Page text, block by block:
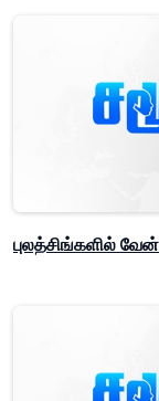
புலத்சிங்களில்